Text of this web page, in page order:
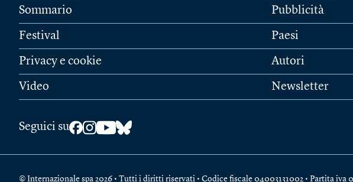
Sommario
Festival
Privacy e cookie
Video
Pubblicità
Paesi
Autori
Newsletter
Seguici su
© Internazionale spa 2026 • Tutti i diritti riservati • Codice fiscale 04003131002 • Partita iva